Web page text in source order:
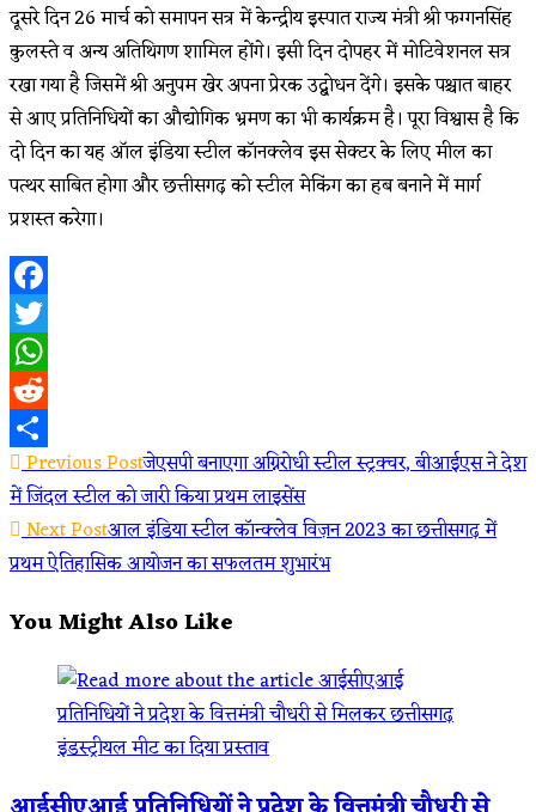
दूसरे दिन 26 मार्च को समापन सत्र में केन्द्रीय इस्पात राज्य मंत्री श्री फग्गनसिंह
कुलस्ते व अन्य अतिथिगण शामिल होंगे। इसी दिन दोपहर में मोटिवेशनल सत्र
रखा गया है जिसमें श्री अनुपम खेर अपना प्रेरक उद्बोधन देंगे। इसके पश्चात बाहर
से आए प्रतिनिधियों का औद्योगिक भ्रमण का भी कार्यक्रम है। पूरा विश्वास है कि
दो दिन का यह ऑल इंडिया स्टील कॉनक्लेव इस सेक्टर के लिए मील का
पत्थर साबित होगा और छत्तीसगढ़ को स्टील मेकिंग का हब बनाने में मार्ग
प्रशस्त करेगा।
Facebook
Twitter
WhatsApp
Reddit
Share
Read
more
articles
Previous Postजेएसपी बनाएगा अग्निरोधी स्टील स्ट्रक्चर, बीआईएस ने देश
में जिंदल स्टील को जारी किया प्रथम लाइसेंस
Next Postआल इंडिया स्टील कॉन्क्लेव विज़न 2023 का छत्तीसगढ़ में
प्रथम ऐतिहासिक आयोजन का सफलतम शुभारंभ
You Might Also Like